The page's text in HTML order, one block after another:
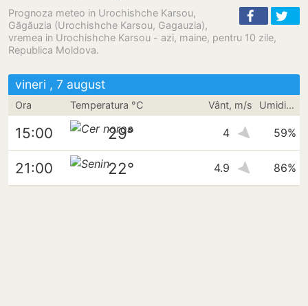
Prognoza meteo in Urochishche Karsou,
Găgăuzia (Urochishche Karsou, Gagauzia),
vremea in Urochishche Karsou - azi, maine, pentru 10 zile,
Republica Moldova.
vineri , 7 august
Ora Temperatura °C Vânt, m/s Umiditate
15:00 29° 4 59%
21:00 22° 4.9 86%